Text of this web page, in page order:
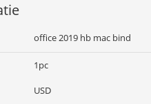
office 2019 hb mac bind
1pc
USD